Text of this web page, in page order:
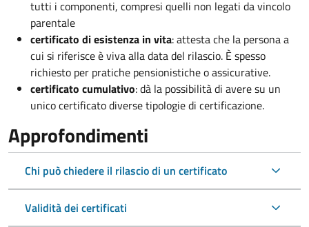
tutti i componenti, compresi quelli non legati da vincolo
parentale
certificato di esistenza in vita: attesta che la persona a
cui si riferisce è viva alla data del rilascio. È spesso
richiesto per pratiche pensionistiche o assicurative.
certificato cumulativo: dà la possibilità di avere su un
unico certificato diverse tipologie di certificazione.
Approfondimenti
Chi può chiedere il rilascio di un certificato
Validità dei certificati